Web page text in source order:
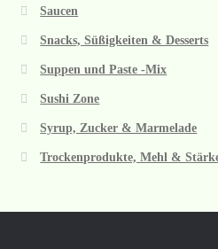
Saucen
Snacks, Süßigkeiten & Desserts
Suppen und Paste -Mix
Sushi Zone
Syrup, Zucker & Marmelade
Trockenprodukte, Mehl &